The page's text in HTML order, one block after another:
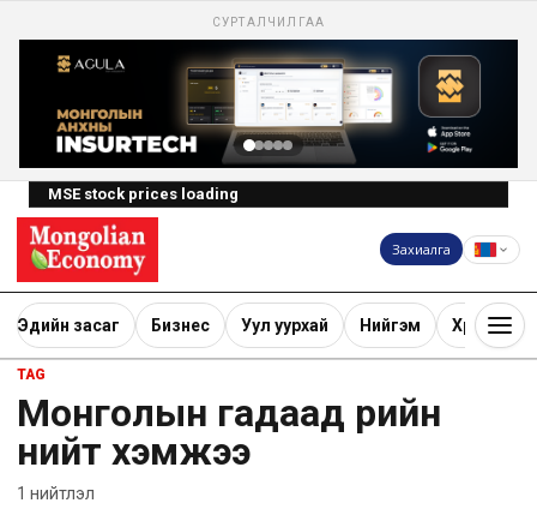
СУРТАЛЧИЛГАА
MSE stock prices loading
Захиалга
Эдийн засаг Бизнес Уул уурхай Нийгэм Хөрөнгө
TAG
Монголын гадаад өрийн
нийт хэмжээ
1 нийтлэл